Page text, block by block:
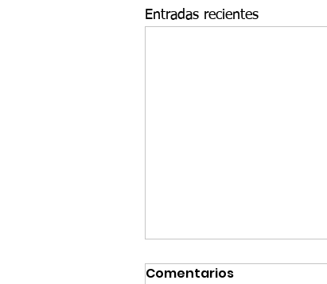
Entradas recientes
Comentarios